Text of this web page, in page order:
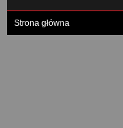
Strona główna